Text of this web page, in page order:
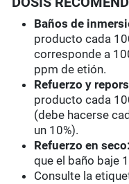
Baños de
producto cada
corresponde a
ppm de etión.
Refuerzo y
producto cada
(debe hacerse
un 10%).
Refuerzo en seco:
que el baño baje
Consulte la